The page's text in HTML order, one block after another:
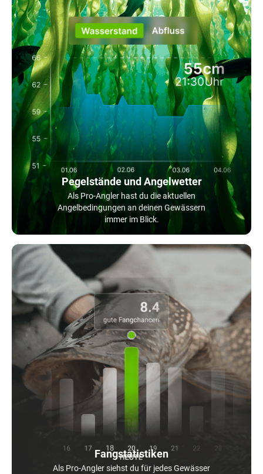
Pegelstände und Angelwetter
Als Pro-Angler hast du die aktuellen
Angelbedingungen an deinen Gewässern
immer im Blick.
Fangstatistiken
Als Pro-Angler siehst du für jedes Gewässer